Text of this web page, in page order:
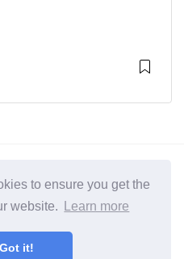
to ensure you get the
website.
Learn more
Got it!